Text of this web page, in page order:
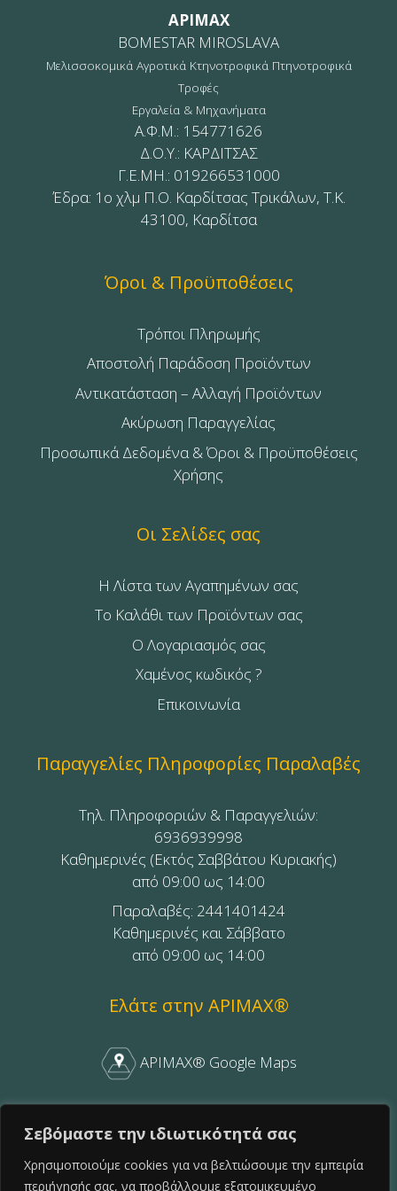
Σεβόμαστε την ιδιωτικότητά σας
Χρησιμοποιούμε cookies για να βελτιώσουμε την εμπειρία
περιήγησής σας, να προβάλλουμε εξατομικευμένο
APIMAX
BOMESTAR MIROSLAVA
Μελισσοκομικά Αγροτικά Κτηνοτροφικά Πτηνοτροφικά
Τροφές
Εργαλεία & Μηχανήματα
Α.Φ.Μ.: 154771626
Δ.Ο.Υ.: ΚΑΡΔΙΤΣΑΣ
Γ.Ε.ΜΗ.: 019266531000
Έδρα: 1ο χλμ Π.Ο. Καρδίτσας Τρικάλων, Τ.Κ.
43100, Καρδίτσα
Όροι & Προϋποθέσεις
Τρόποι Πληρωμής
Αποστολή Παράδοση Προϊόντων
Αντικατάσταση – Αλλαγή Προϊόντων
Ακύρωση Παραγγελίας
Προσωπικά Δεδομένα & Όροι & Προϋποθέσεις
Χρήσης
Οι Σελίδες σας
Η Λίστα των Αγαπημένων σας
Το Καλάθι των Προϊόντων σας
Ο Λογαριασμός σας
Χαμένος κωδικός ?
Επικοινωνία
Παραγγελίες Πληροφορίες Παραλαβές
Τηλ. Πληροφοριών & Παραγγελιών:
6936939998
Καθημερινές (Εκτός Σαββάτου Κυριακής)
από 09:00 ως 14:00
Παραλαβές: 2441401424
Καθημερινές και Σάββατο
από 09:00 ως 14:00
Ελάτε στην APIMAX®
APIMAX® Google Maps
Follow APIMAX on Facebook